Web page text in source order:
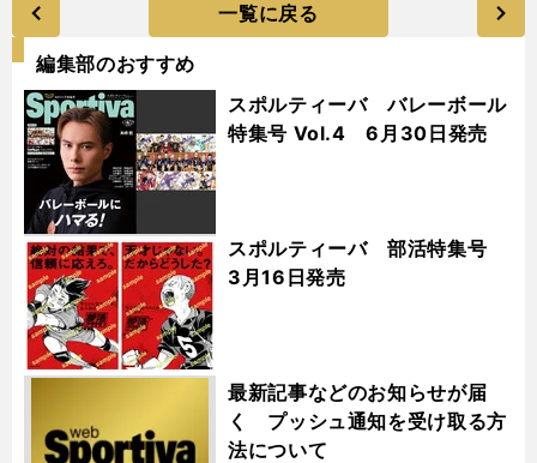
一覧に戻る
編集部のおすすめ
スポルティーバ バレーボール
特集号 Vol.4 6月30日発売
スポルティーバ 部活特集号
3月16日発売
最新記事などのお知らせが届
く プッシュ通知を受け取る方
法について